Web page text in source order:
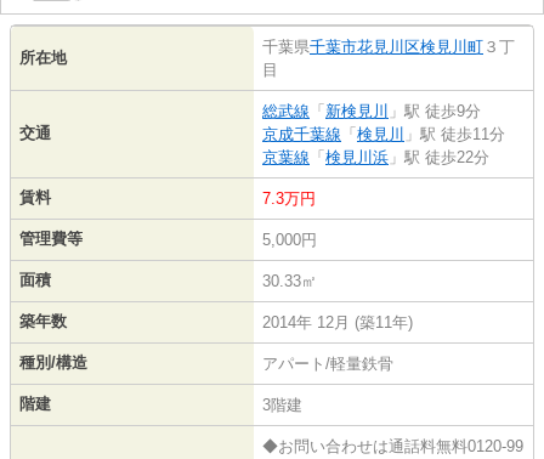
所在地
千葉県千葉市花見川区検見川町 ３丁
目
交通
総武線 「 新検見川 」駅 徒歩9分
京成千葉線 「 検見川 」駅 徒歩11分
京葉線 「 検見川浜 」駅 徒歩22分
賃料 7.3万円
管理費等 5,000円
面積 30.33㎡
築年数 2014年 12月 (築11年)
種別/構造 アパート/軽量鉄骨
階建 3階建
◆お問い合わせは通話料無料0120-99